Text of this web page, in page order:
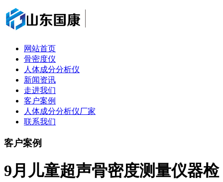
网站首页
骨密度仪
人体成分分析仪
新闻资讯
走进我们
客户案例
人体成分分析仪厂家
联系我们
客户案例
9月儿童超声骨密度测量仪器检